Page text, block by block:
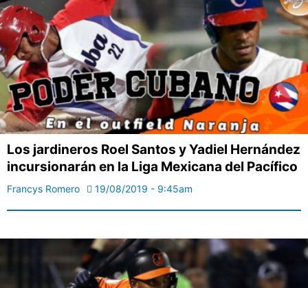
Los jardineros Roel Santos y Yadiel Hernández
incursionarán en la Liga Mexicana del Pacífico
Francys Romero 19/08/2019 - 9:45am